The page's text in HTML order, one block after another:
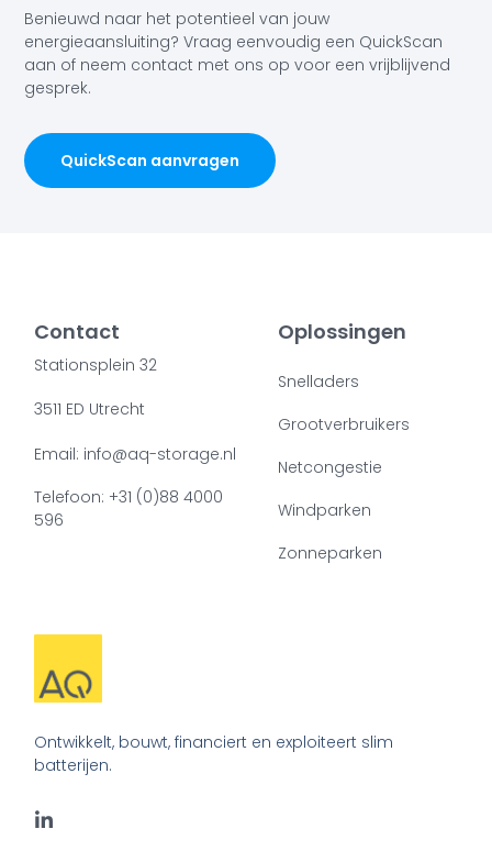
Benieuwd naar het potentieel van jouw
energieaansluiting? Vraag eenvoudig een QuickScan
aan of neem contact met ons op voor een vrijblijvend
gesprek.
QuickScan aanvragen
Ontwikkelt, bouwt, financiert en exploiteert slim
batterijen.
Oplossingen
Snelladers
Grootverbruikers
Netcongestie
Windparken
Zonneparken
Contact
Stationsplein 32
3511 ED Utrecht
Email: info@aq-storage.nl
Telefoon: +31 (0)88 4000
596